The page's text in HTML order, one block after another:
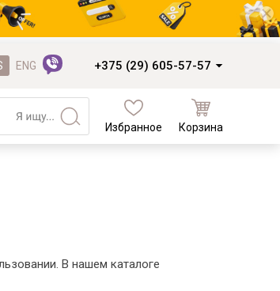
ENG +375 (29) 605-57-57
уценённых выставочных
Избранное Корзина
В нашем каталоге